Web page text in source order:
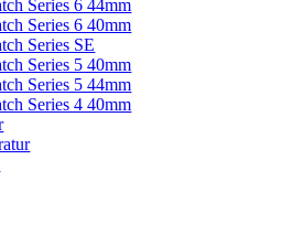
Series 6 44mm
Series 6 40mm
Series SE
Series 5 40mm
Series 5 44mm
Series 4 40mm